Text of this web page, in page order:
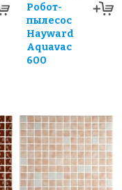
Робот-
пылесос
Hayward
Aquavac
600